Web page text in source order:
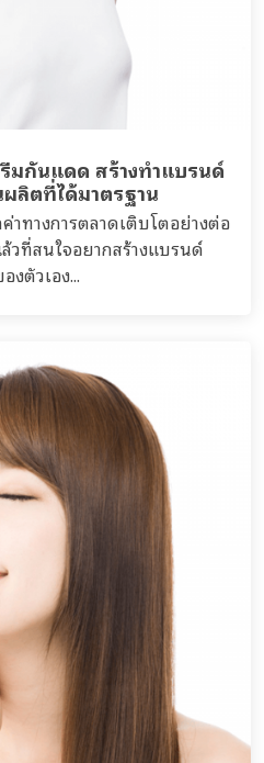
กันแดด สร้างทำแบรนด์
ลิตที่ได้มาตรฐาน
างการตลาดเติบโตอย่างต่อ
ที่สนใจอยากสร้างแบรนด์
ตัวเอง...